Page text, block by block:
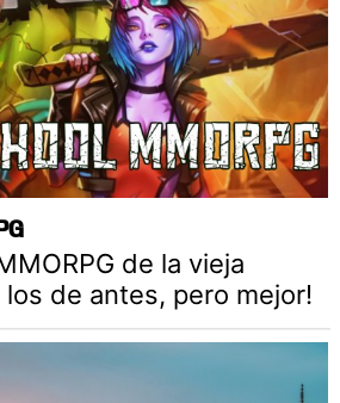
de la vieja
los de antes, pero mejor!